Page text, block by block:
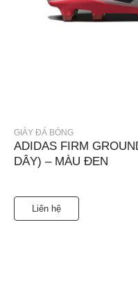
GIÀY ĐÁ BÓNG
ADIDAS FIRM
DÂY) – MÀU ĐEN
Liên hệ